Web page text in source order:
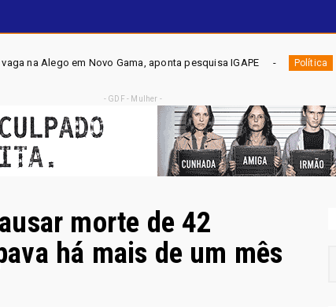
aponta pesquisa IGAPE Política ELEIÇÕES DF 2026 -
- GDF - Mulher -
morte de 42
há mais de um mês